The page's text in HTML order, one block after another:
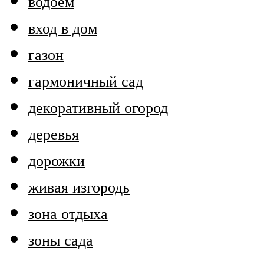
вход в дом
газон
гармоничный сад
декоративный огород
деревья
дорожки
живая изгородь
зона отдыха
зоны сада